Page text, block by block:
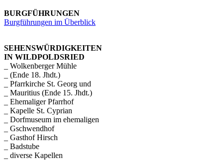
BURGFÜHRUNGEN
Burgführungen im Überblick
SEHENSWÜRDIGKEITEN
IN WILDPOLDSRIED
_ Wolkenberger Mühle
_ (Ende 18. Jhdt.)
_ Pfarrkirche St. Georg und
_ Mauritius (Ende 15. Jhdt.)
_ Ehemaliger Pfarrhof
_ Kapelle St. Cyprian
_ Dorfmuseum im ehemaligen
_ Gschwendhof
_ Gasthof Hirsch
_ Badstube
_ diverse Kapellen